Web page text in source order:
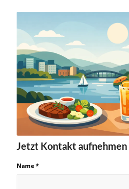
Jetzt Kontakt aufnehmen
Name*